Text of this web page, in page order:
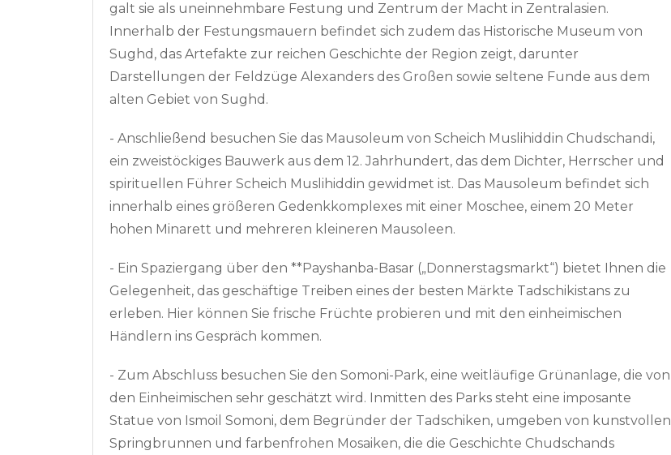
galt sie als uneinnehmbare Festung und Zentrum der Macht in Zentralasien.
Innerhalb der Festungsmauern befindet sich zudem das Historische Museum von
Sughd, das Artefakte zur reichen Geschichte der Region zeigt, darunter
Darstellungen der Feldzüge Alexanders des Großen sowie seltene Funde aus dem
alten Gebiet von Sughd.
- Anschließend besuchen Sie das Mausoleum von Scheich Muslihiddin Chudschandi,
ein zweistöckiges Bauwerk aus dem 12. Jahrhundert, das dem Dichter, Herrscher und
spirituellen Führer Scheich Muslihiddin gewidmet ist. Das Mausoleum befindet sich
innerhalb eines größeren Gedenkkomplexes mit einer Moschee, einem 20 Meter
hohen Minarett und mehreren kleineren Mausoleen.
- Ein Spaziergang über den **Payshanba-Basar („Donnerstagsmarkt“) bietet Ihnen die
Gelegenheit, das geschäftige Treiben eines der besten Märkte Tadschikistans zu
erleben. Hier können Sie frische Früchte probieren und mit den einheimischen
Händlern ins Gespräch kommen.
- Zum Abschluss besuchen Sie den Somoni-Park, eine weitläufige Grünanlage, die von
den Einheimischen sehr geschätzt wird. Inmitten des Parks steht eine imposante
Statue von Ismoil Somoni, dem Begründer der Tadschiken, umgeben von kunstvollen
Springbrunnen und farbenfrohen Mosaiken, die die Geschichte Chudschands